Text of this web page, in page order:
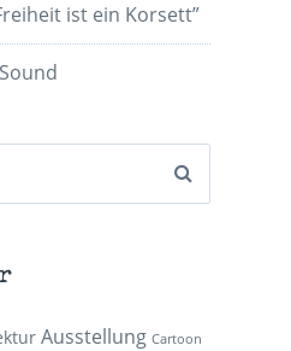
ist ein Korsett”
Ausstellung Cartoon